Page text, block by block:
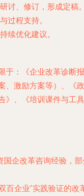
讨、修订，形成定稿
过程支持。
续优化建议。
于：《企业改革诊断报
、激励方案等）、《政
》、《培训课件与工具
国企改革咨询经验，
百企业”实践验证的改